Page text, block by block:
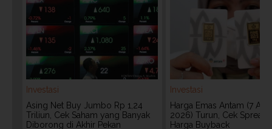
Investasi
Asing Net Buy Jumbo Rp 1,24
Triliun, Cek Saham yang Banyak
Diborong di Akhir Pekan
Investasi
Harga Emas Antam (7
2026) Turun, Cek Spread
Harga Buyback